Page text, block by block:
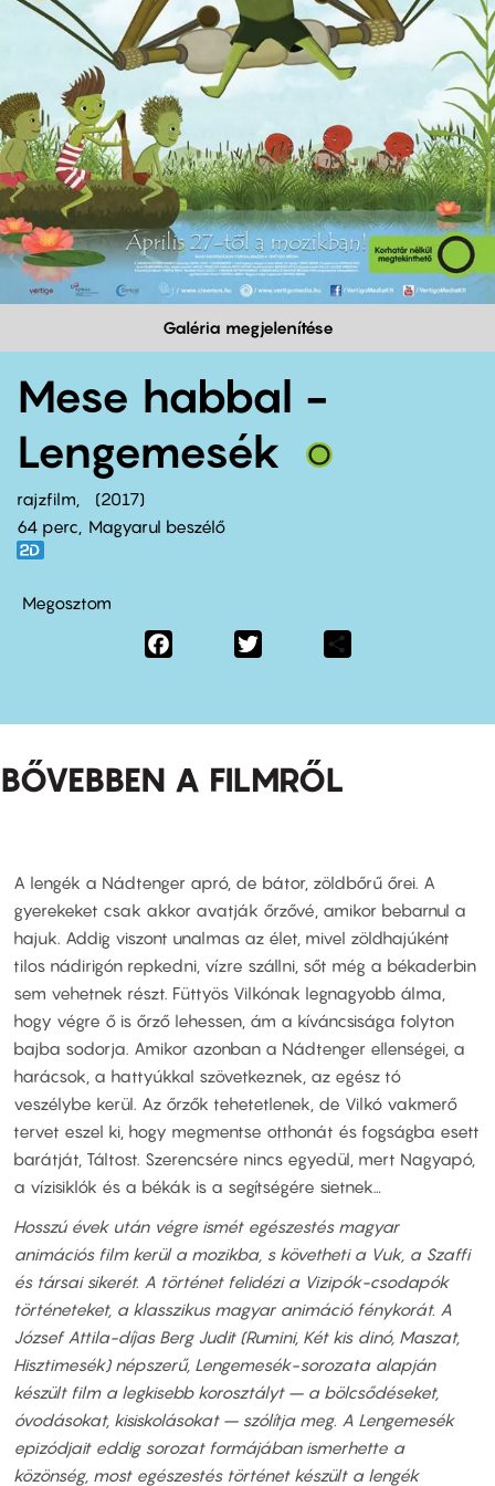
Galéria megjelenítése
Mese habbal -
Lengemesék
rajzfilm
2017
64 perc,
Magyarul beszélő
Megosztom
Facebook
BŐVEBBEN A FILMRŐL
A lengék a Nádtenger apró, de bátor, zöldbőrű őrei. A
gyerekeket csak akkor avatják őrzővé, amikor bebarnul a
hajuk. Addig viszont unalmas az élet, mivel zöldhajúként
tilos nádirigón repkedni, vízre szállni, sőt még a békaderbin
sem vehetnek részt. Füttyös Vilkónak legnagyobb álma,
hogy végre ő is őrző lehessen, ám a kíváncsisága folyton
bajba sodorja. Amikor azonban a Nádtenger ellenségei, a
harácsok, a hattyúkkal szövetkeznek, az egész tó
veszélybe kerül. Az őrzők tehetetlenek, de Vilkó vakmerő
tervet eszel ki, hogy megmentse otthonát és fogságba esett
barátját, Táltost. Szerencsére nincs egyedül, mert Nagyapó,
a vízisiklók és a békák is a segítségére sietnek…
Hosszú évek után végre ismét egészestés magyar
animációs film kerül a mozikba, s követheti a Vuk, a Szaffi
és társai sikerét. A történet felidézi a Vizipók-csodapók
történeteket, a klasszikus magyar animáció fénykorát. A
József Attila-díjas Berg Judit (Rumini, Két kis dinó, Maszat,
Hisztimesék) népszerű, Lengemesék-sorozata alapján
készült film a legkisebb korosztályt – a bölcsődéseket,
óvodásokat, kisiskolásokat – szólítja meg. A Lengemesék
epizódjait eddig sorozat formájában ismerhette a
közönség, most egészestés történet készült a lengék